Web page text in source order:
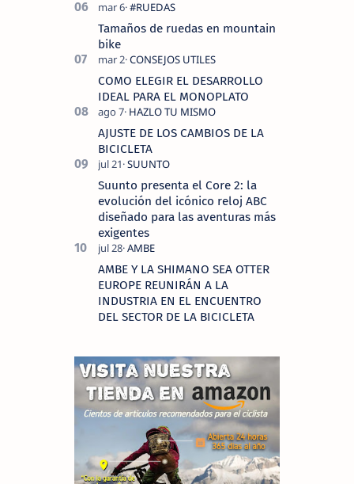
Tamaños de ruedas en mountain
bike
COMO ELEGIR EL DESARROLLO
IDEAL PARA EL MONOPLATO
AJUSTE DE LOS CAMBIOS DE LA
BICICLETA
Suunto presenta el Core 2: la
evolución del icónico reloj ABC
diseñado para las aventuras más
exigentes
AMBE Y LA SHIMANO SEA OTTER
EUROPE REUNIRÁN A LA
INDUSTRIA EN EL ENCUENTRO
DEL SECTOR DE LA BICICLETA